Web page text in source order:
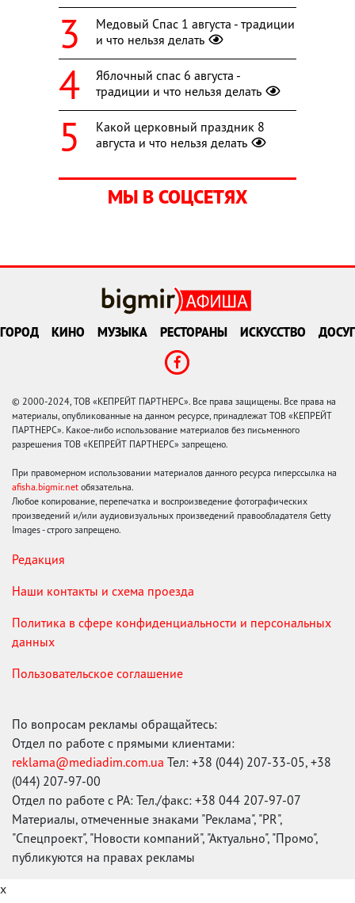
Медовый Спас 1 августа - традиции
и что нельзя делать
Яблочный спас 6 августа -
традиции и что нельзя делать
Какой церковный праздник 8
августа и что нельзя делать
МЫ В СОЦСЕТЯХ
ГОРОД КИНО МУЗЫКА РЕСТОРАНЫ ИСКУССТВО ДОСУГ
© 2000-2024, ТОВ «КЕПРЕЙТ ПАРТНЕРС». Все права защищены. Все права на
материалы, опубликованные на данном ресурсе, принадлежат ТОВ «КЕПРЕЙТ
ПАРТНЕРС». Какое-либо использование материалов без письменного
разрешения ТОВ «КЕПРЕЙТ ПАРТНЕРС» запрещено.
При правомерном использовании материалов данного ресурса гиперссылка на
afisha.bigmir.net обязательна.
Любое копирование, перепечатка и воспроизведение фотографических
произведений и/или аудиовизуальных произведений правообладателя Getty
Images - строго запрещено.
Редакция
Наши контакты и схема проезда
Политика в сфере конфиденциальности и персональных
данных
Пользовательское соглашение
По вопросам рекламы обращайтесь:
Отдел по работе с прямыми клиентами:
reklama@mediadim.com.ua Тел: +38 (044) 207-33-05, +38
(044) 207-97-00
Отдел по работе с РА: Тел./факс: +38 044 207-97-07
Материалы, отмеченные знаками "Реклама", "PR",
"Спецпроект", "Новости компаний", "Актуально", "Промо",
публикуются на правах рекламы
x